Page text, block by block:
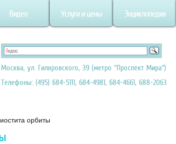
Видео Услуги и цены Энциклопедия
Москва, ул. Гиляровского, 39 (метро "Проспект Мира")
Телефоны: (495) 684-5111, 684-4981, 684-4661, 688-2063
орбиты